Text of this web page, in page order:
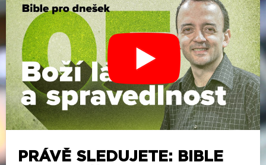
PRÁVĚ SLEDUJETE: BIBLE